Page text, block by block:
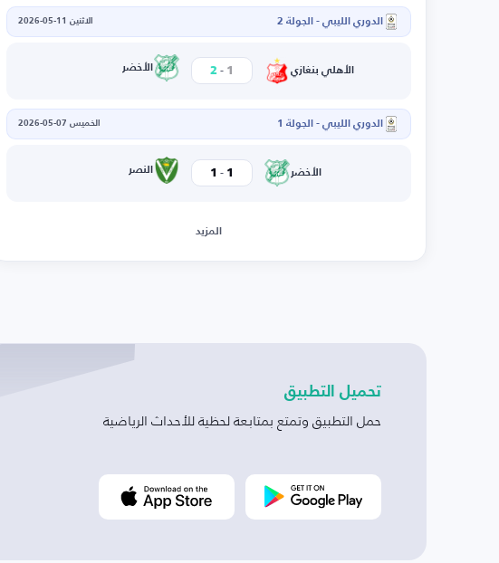
الدوري الليبي - الجولة 2 الاثنين 11-05-2026
الأهلي بنغازي 1
-
2 الأخضر
الدوري الليبي - الجولة 1 الخميس 07-05-2026
الأخضر 1
-
1 النصر
المزيد
تحميل التطبيق
حمل التطبيق وتمتع بمتابعة لحظية للأحداث الرياضية